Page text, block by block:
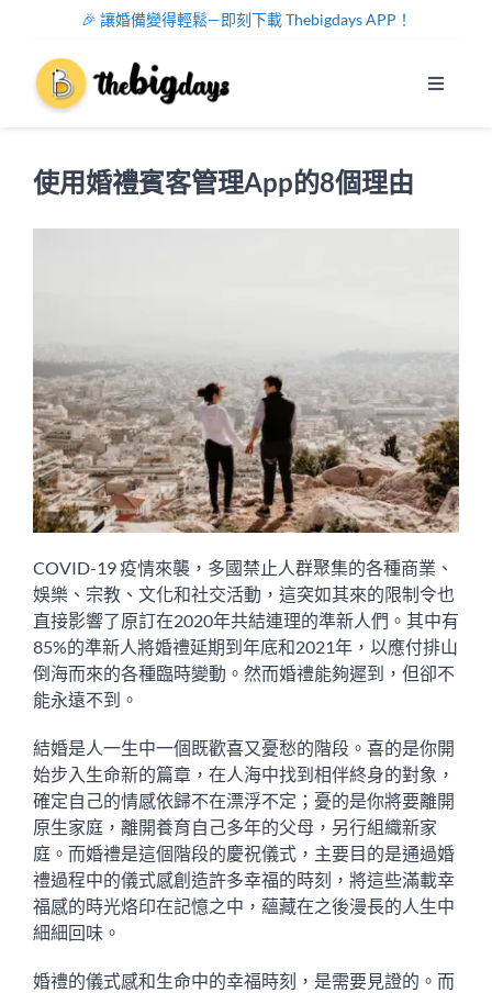
content
🎉 讓婚備變得輕鬆—即刻下載 Thebigdays APP！
Toggle
中文
使用婚禮賓客管理App的8個理由
COVID-19 疫情來襲，多國禁止人群聚集的各種商業、
娛樂、宗教、文化和社交活動，這突如其來的限制令也
直接影響了原訂在2020年共結連理的準新人們。其中有
85%的準新人將婚禮延期到年底和2021年，以應付排山
倒海而來的各種臨時變動。然而婚禮能夠遲到，但卻不
能永遠不到。
結婚是人一生中一個既歡喜又憂愁的階段。喜的是你開
始步入生命新的篇章，在人海中找到相伴終身的對象，
確定自己的情感依歸不在漂浮不定；憂的是你將要離開
原生家庭，離開養育自己多年的父母，另行組織新家
庭。而婚禮是這個階段的慶祝儀式，主要目的是通過婚
禮過程中的儀式感創造許多幸福的時刻，將這些滿載幸
福感的時光烙印在記憶之中，蘊藏在之後漫長的人生中
細細回味。
婚禮的儀式感和生命中的幸福時刻，是需要見證的。而